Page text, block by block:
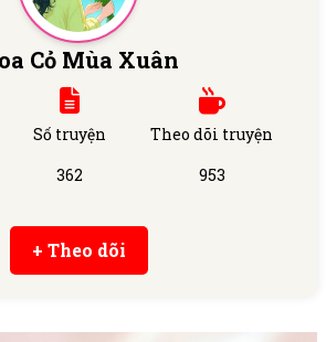
Cỏ Mùa Xuân
Số truyện
362
Theo dõi truyện
953
+ Theo dõi